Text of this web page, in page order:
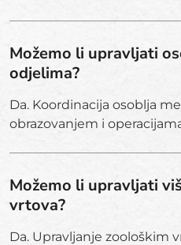
Možemo li upravljati
odjelima?
Da. Koordinacija osoblja
obrazovanjem i
Možemo li upravljati
vrtova?
Da. Upravljanje zoološkim